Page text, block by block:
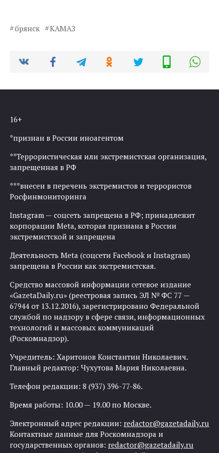
брянск КАМАЗ
16+
*признан в России иноагентом
**Террористическая или экстремистская организация,
запрещенная в РФ
***внесен в перечень экстремистов и террористов
Росфинмониторинга
Instagram — соцсеть запрещена в РФ; принадлежит
корпорации Meta, которая признана в России
экстремистской и запрещена
Деятельность Meta (соцсети Facebook и Instagram)
запрещена в России как экстремистская.
Средство массовой информации сетевое издание
«GazetaDaily.ru» (реестровая запись ЭЛ № ФС 77 —
67944 от 13.12.2016), зарегистрировано Федеральной
службой по надзору в сфере связи, информационных
технологий и массовых коммуникаций
(Роскомнадзор).
Учредитель: Харитонов Константин Николаевич.
Главный редактор: Чухутова Мария Николаевна.
Телефон редакции: 8 (937) 396-77-86.
Время работы: 10.00 — 19.00 по Москве.
Электронный адрес редакции: redactor@gazetadaily.ru
Контактные данные для Роскомнадзора и
государственных органов: redactor@gazetadaily.ru